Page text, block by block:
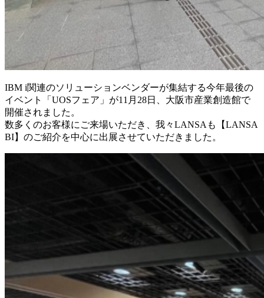
IBM i関連のソリューションベンダーが集結する今年最後の
イベント「UOSフェア」が11月28日、大阪市産業創造館で
開催されました。
数多くのお客様にご来場いただき、我々LANSAも【LANSA
BI】のご紹介を中心に出展させていただきました。